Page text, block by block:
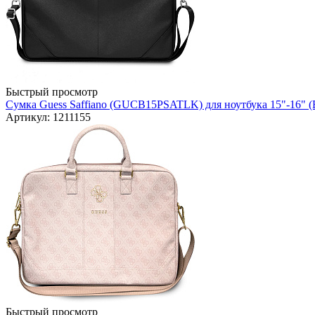
Быстрый просмотр
Сумка Guess Saffiano (GUCB15PSATLK) для ноутбука 15"-16"
Артикул: 1211155
Быстрый просмотр